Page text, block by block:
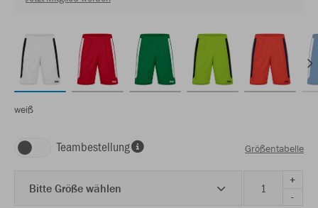
weiß
Teambestellung Größentabelle
Bitte Größe wählen
+
-